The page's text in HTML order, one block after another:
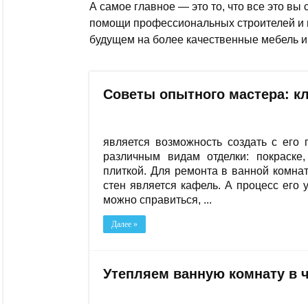
А самое главное — это то, что все это вы
помощи профессиональных строителей и
будущем на более качественные мебель
Советы опытного мастера:
является возможность создать с
различным видам отделки:
плиткой. Для ремонта в ванной
стен является кафель. А процесс его
можно справиться, ...
Далее »
Утепляем ванную комнату в